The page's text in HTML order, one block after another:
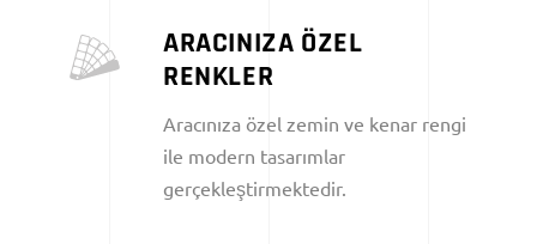
ARACINIZA ÖZEL
RENKLER
Aracınıza özel zemin ve kenar rengi
ile modern tasarımlar
gerçekleştirmektedir.